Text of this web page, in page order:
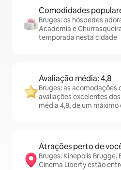
Comodidades
Bruges: os hóspedes
Academia e
temporada nesta cidade
Avaliação média: 4,8
Bruges: as acomodações
avaliações excelentes
média 4,8, de um máximo
Atrações perto de
Bruges: Kinepolis
Cinema Liberty estão